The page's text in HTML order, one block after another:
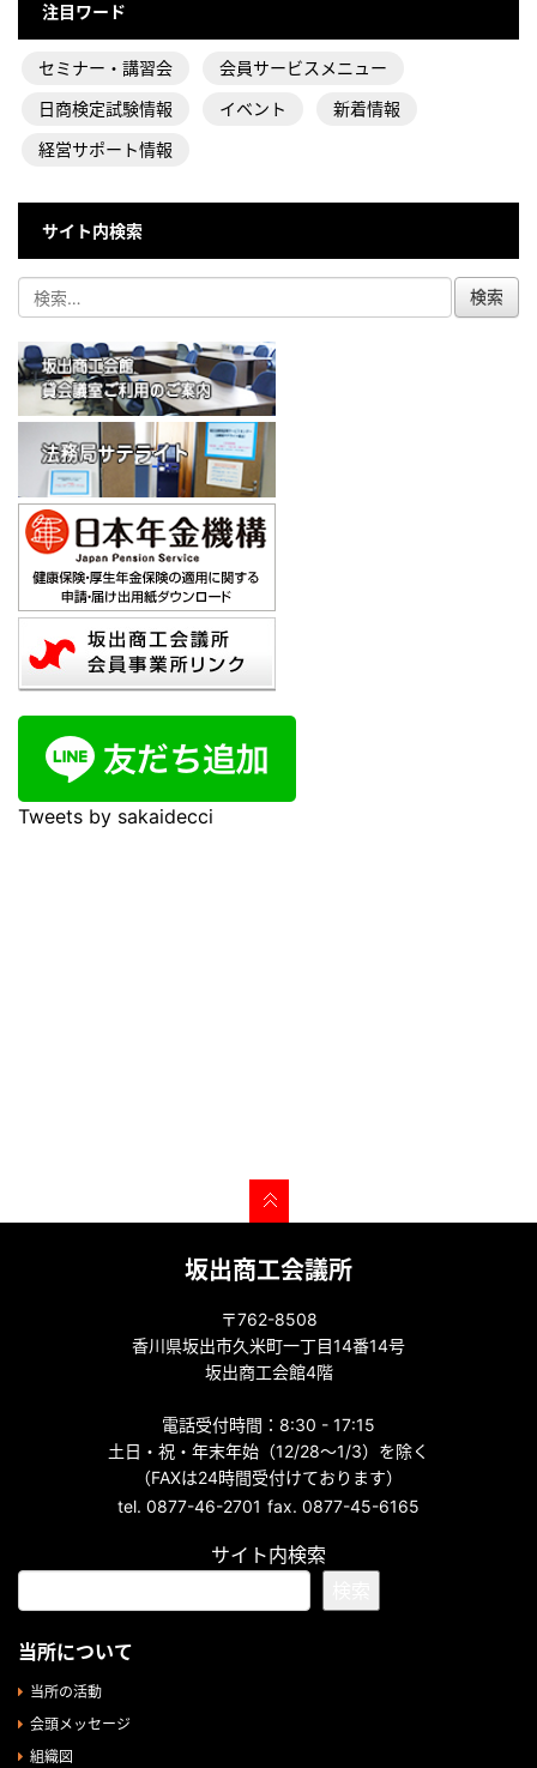
注目ワード
セミナー・講習会
会員サービスメニュー
日商検定試験情報
イベント
新着情報
経営サポート情報
サイト内検索
Tweets by sakaidecci
坂出商工会議所
〒762-8508
香川県坂出市久米町一丁目14番14号
坂出商工会館4階
電話受付時間：8:30 - 17:15
土日・祝・年末年始（12/28～1/3）を除く
（FAXは24時間受付けております）
tel. 0877-46-2701 fax. 0877-45-6165
サイト内検索
当所について
当所の活動
会頭メッセージ
組織図